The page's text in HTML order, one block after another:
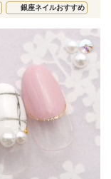
銀座ネイルおすすめ